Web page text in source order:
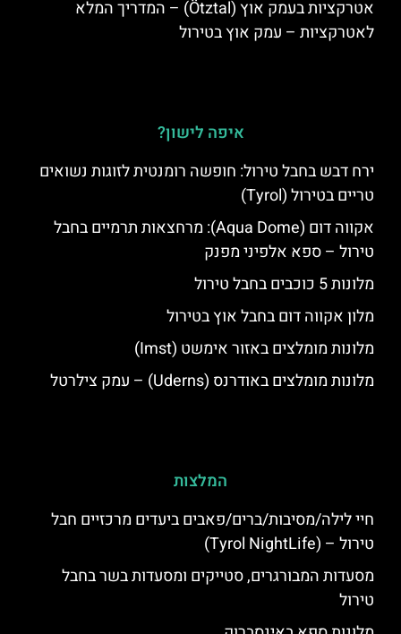
אטרקציות בעמק אוץ (Ötztal) – המדריך המלא
לאטרקציות – עמק אוץ בטירול
איפה לישון?
ירח דבש בחבל טירול: חופשה רומנטית לזוגות נשואים
טריים בטירול (Tyrol)
אקווה דום (Aqua Dome): מרחצאות תרמיים בחבל
טירול – ספא אלפיני מפנק
מלונות 5 כוכבים בחבל טירול
מלון אקווה דום בחבל אוץ בטירול
מלונות מומלצים באזור אימשט (Imst)
מלונות מומלצים באודרנס (Uderns) – עמק צילרטל
המלצות
חיי לילה/מסיבות/ברים/פאבים ביעדים מרכזיים חבל
טירול – (Tyrol NightLife)
מסעדות המבורגרים, סטייקים ומסעדות בשר בחבל
טירול